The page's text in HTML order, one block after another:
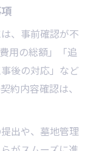
、事前確認が不
用の総額」「追
後の対応」など
約内容確認は、
出や、墓地管理